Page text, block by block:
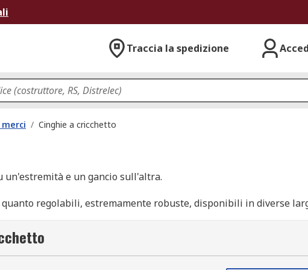
Traccia la spedizione
/ Cinghie a cricchetto
un'estremità e un gancio sull'altra.
regolabili, estremamente robuste, disponibili in diverse
il trattenimento di attrezzature o merci durante il trasporto.